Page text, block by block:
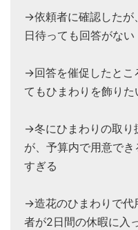
→依頼者に確認したが
日待っても回答がない
→回答を催促したとこ
てもひまわりを飾りた
→冬にひまわりの取り
が、予算内で用意で
すぎる
→造花のひまわりで代
者が2日間の休暇に入